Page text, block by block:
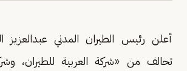
أعلن رئيس الطيران المدني عبدالعزيز
تحالف من «شركة العربية للطيران،